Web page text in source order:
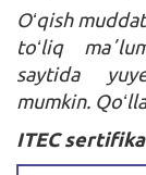
Oʻqish
toʻliq
saytida
mumkin.
ITEC